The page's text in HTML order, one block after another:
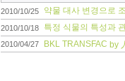
2010/10/25
약물 대사 변경으로
2010/10/18 특정 식물의 특성과
2010/04/27 BKL TRANSFAC by